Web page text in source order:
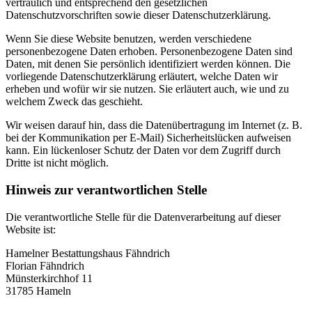
vertraulich und entsprechend den gesetzlichen
Datenschutzvorschriften sowie dieser Datenschutzerklärung.
Wenn Sie diese Website benutzen, werden verschiedene
personenbezogene Daten erhoben. Personenbezogene Daten sind
Daten, mit denen Sie persönlich identifiziert werden können. Die
vorliegende Datenschutzerklärung erläutert, welche Daten wir
erheben und wofür wir sie nutzen. Sie erläutert auch, wie und zu
welchem Zweck das geschieht.
Wir weisen darauf hin, dass die Datenübertragung im Internet (z. B.
bei der Kommunikation per E-Mail) Sicherheitslücken aufweisen
kann. Ein lückenloser Schutz der Daten vor dem Zugriff durch
Dritte ist nicht möglich.
Hinweis zur verantwortlichen Stelle
Die verantwortliche Stelle für die Datenverarbeitung auf dieser
Website ist:
Hamelner Bestattungshaus Fähndrich
Florian Fähndrich
Münsterkirchhof 11
31785 Hameln